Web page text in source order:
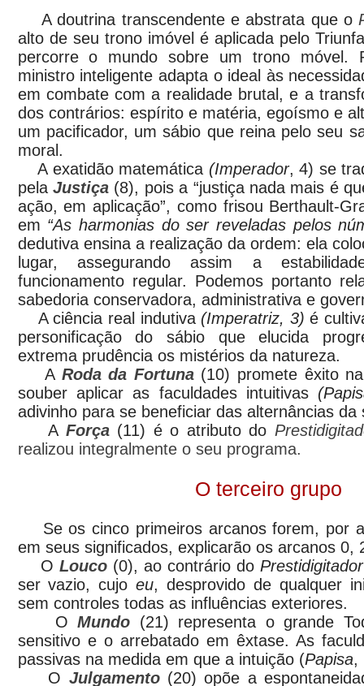
A doutrina transcendente e abstrata que o
alto de seu trono imóvel é aplicada pelo
percorre o mundo sobre um trono móvel.
ministro inteligente adapta o ideal às
em combate com a realidade brutal, e a
dos contrários: espírito e matéria, egoísmo e
um pacificador, um sábio que reina pelo seu
moral.
A exatidão matemática (Imperador, 4) se
pela Justiça(8), pois a “justiça nada mais é
ação, em aplicação”, como frisou Berthault-
em “As harmonias do ser reveladas pelos
dedutiva ensina a realização da ordem: ela
lugar, assegurando assim a
funcionamento regular. Podemos portanto
sabedoria conservadora, administrativa e
A ciência real indutiva (Imperatriz, 3) é
personificação do sábio que elucida
extrema prudência os mistérios da natureza.
A Roda da Fortuna(10) promete êxito
souber aplicar as faculdades intuitivas
adivinho para se beneficiar das alternâncias da
A Força(11) é o atributo do
realizou integralmente o seu programa.
O terceiro grupo
Se os cinco primeiros arcanos forem, por
em seus significados, explicarão os arcanos 0,
O Louco(0), ao contrário do Prestidigitador
ser vazio, cujoeu, desprovido de qualquer
sem controles todas as influências exteriores.
O Mundo (21) representa o grande
sensitivo e o arrebatado em êxtase. As
passivas na medida em que a intuição (Papisa,
O Julgamento(20) opõe a